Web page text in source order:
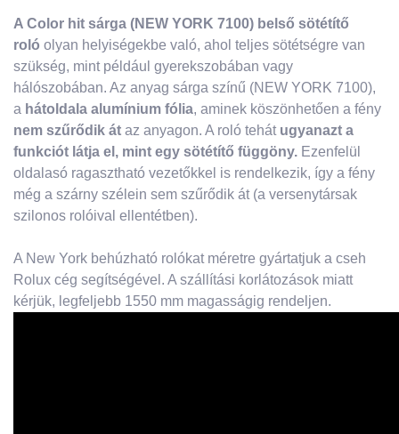
A Color hit sárga (NEW YORK 7100) belső sötétítő
roló olyan helyiségekbe való, ahol teljes sötétségre van
szükség, mint például gyerekszobában vagy
hálószobában. Az anyag sárga színű (NEW YORK 7100),
a hátoldala alumínium fólia, aminek köszönhetően a fény
nem szűrődik át az anyagon. A roló tehát ugyanazt a
funkciót látja el, mint egy sötétítő függöny. Ezenfelül
oldalasó ragasztható vezetőkkel is rendelkezik, így a fény
még a szárny szélein sem szűrődik át (a versenytársak
szilonos rolóival ellentétben).
A New York behúzható rolókat méretre gyártatjuk a cseh
Rolux cég segítségével. A szállítási korlátozások miatt
kérjük, legfeljebb 1550 mm magasságig rendeljen.